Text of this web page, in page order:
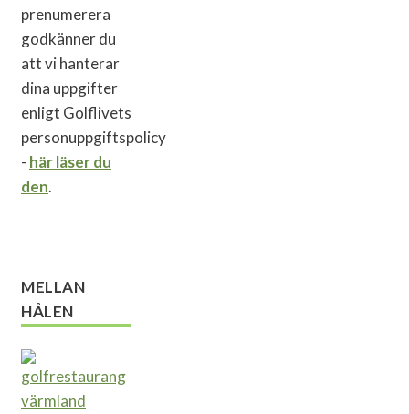
prenumerera
godkänner du
att vi hanterar
dina uppgifter
enligt Golflivets
personuppgiftspolicy
- här läser du
den.
MELLAN
HÅLEN